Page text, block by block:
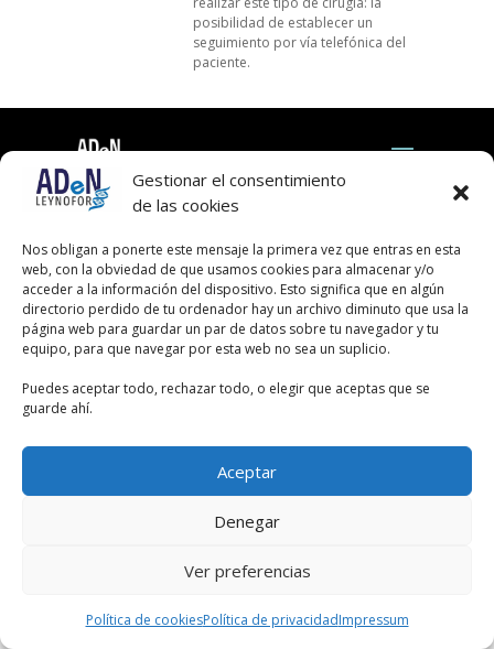
Gestionar el consentimiento
de las cookies
Nos obligan a ponerte este mensaje la primera vez que entras en esta
web, con la obviedad de que usamos cookies para almacenar y/o
acceder a la información del dispositivo. Esto significa que en algún
directorio perdido de tu ordenador hay un archivo diminuto que usa la
página web para guardar un par de datos sobre tu navegador y tu
equipo, para que navegar por esta web no sea un suplicio.
Puedes aceptar todo, rechazar todo, o elegir que aceptas que se
guarde ahí.
Aceptar
Denegar
Ver preferencias
Política de cookiesPolítica de privacidadImpressum
posibilidad de establecer un
seguimiento por vía telefónica del
paciente.